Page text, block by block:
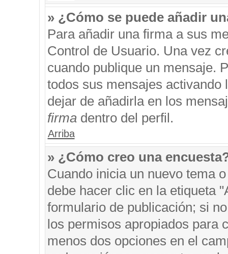
» ¿Cómo se puede añadir
Para añadir una firma a sus
Control de Usuario. Una vez
cuando publique un mensaje.
todos sus mensajes
dejar de añadirla en los
firmadentro del perfil.
Arriba
» ¿Cómo creo una
Cuando inicia un nuevo tema
debe hacer clic en la etiqueta
formulario de publicación; si
los permisos apropiados para
menos dos opciones en el